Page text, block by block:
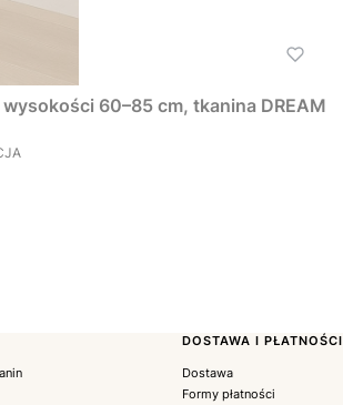
wysokości 60–85 cm, tkanina DREAM
DOSTAWA I PŁATNOŚCI
Dostawa
Formy płatności